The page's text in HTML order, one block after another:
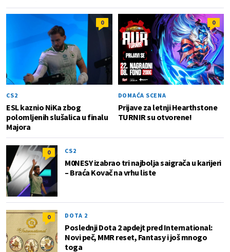
0
CS2
ESL kaznio NiKa zbog
polomljenih slušalica u finalu
Majora
0
DOMAĆA SCENA
Prijave za letnji Hearthstone
TURNIR su otvorene!
0 CS2
M0NESY izabrao tri najbolja saigrača u karijeri
– Braća Kovač na vrhu liste
0 DOTA 2
Poslednji Dota 2 apdejt pred International:
Novi peč, MMR reset, Fantasy i još mnogo
toga